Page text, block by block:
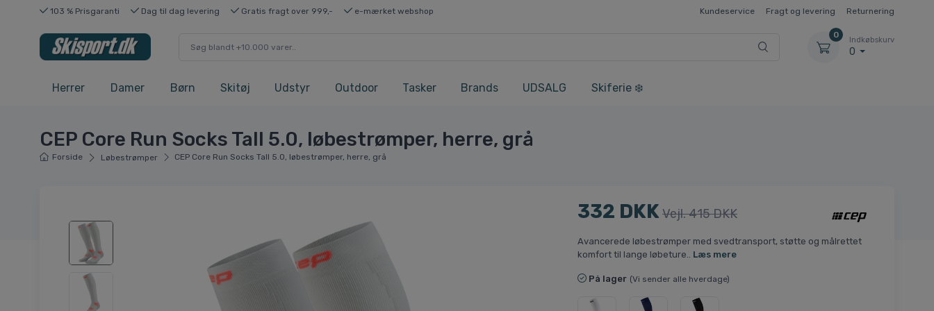
103 % Prisgaranti Dag til dag levering Gratis fragt over 999,- e-mærket webshop Kundeservice Fragt og levering Returnering
0
Indkøbskurv
0
Herrer Damer Børn Skitøj Udstyr Outdoor Tasker Brands UDSALG Skiferie ❄️
CEP Core Run Socks Tall 5.0, løbestrømper, herre, grå
Forside Løbestrømper CEP Core Run Socks Tall 5.0, løbestrømper, herre, grå
332 DKK Vejl. 415 DKK
Avancerede løbestrømper med svedtransport, støtte og målrettet
komfort til lange løbeture.. Læs mere
På lager (Vi sender alle hverdage)